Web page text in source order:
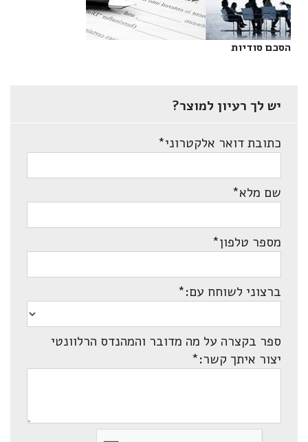
הסכם סודיות‎
יש לך רעיון למוצר?
כתובת דואר אלקטרוני*
שם מלא*
מספר טלפון*
ברצוני לשוחח עם:*
ספר בקצרה על מה מדובר והמהנדס הרלוונטי
יצור איתך קשר:*